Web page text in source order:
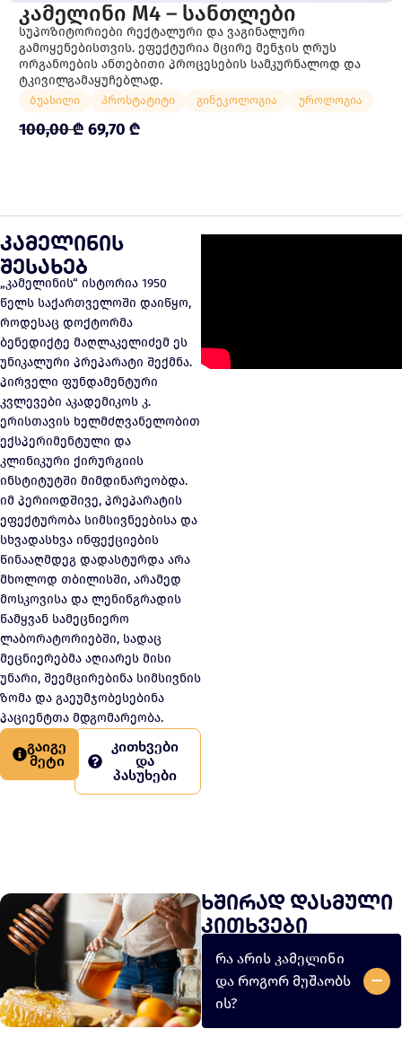
ᲙᲐᲛᲔᲚᲘᲜᲘ M4 – ᲡᲐᲜᲗᲚᲔᲑᲘ
სუპოზიტორიები რექტალური და ვაგინალური
გამოყენებისთვის. ეფექტურია მცირე მენჯის ღრუს
ორგანოების ანთებითი პროცესების სამკურნალოდ და
ტკივილგამაყუჩებლად.
ბუასილი პროსტატიტი გინეკოლოგია უროლოგია
100,00₾ 69,70 ₾
კამელინის
შესახებ
„კამელინის“ ისტორია 1950
წელს საქართველოში დაიწყო,
როდესაც დოქტორმა
ბენედიქტე მაღლაკელიძემ ეს
უნიკალური პრეპარატი შექმნა.
პირველი ფუნდამენტური
კვლევები აკადემიკოს კ.
ერისთავის ხელმძღვანელობით
ექსპერიმენტული და
კლინიკური ქირურგიის
ინსტიტუტში მიმდინარეობდა.
იმ პერიოდშივე, პრეპარატის
ეფექტურობა სიმსივნეებისა და
სხვადასხვა ინფექციების
წინააღმდეგ დადასტურდა არა
მხოლოდ თბილისში, არამედ
მოსკოვისა და ლენინგრადის
წამყვან სამეცნიერო
ლაბორატორიებში, სადაც
მეცნიერებმა აღიარეს მისი
უნარი, შეემცირებინა სიმსივნის
ზომა და გაეუმჯობესებინა
პაციენტთა მდგომარეობა.
გაიგე
მეტი
კითხვები
და
პასუხები
ხშირად დასმული
კითხვები
რა არის კამელინი
და როგორ მუშაობს
ის?